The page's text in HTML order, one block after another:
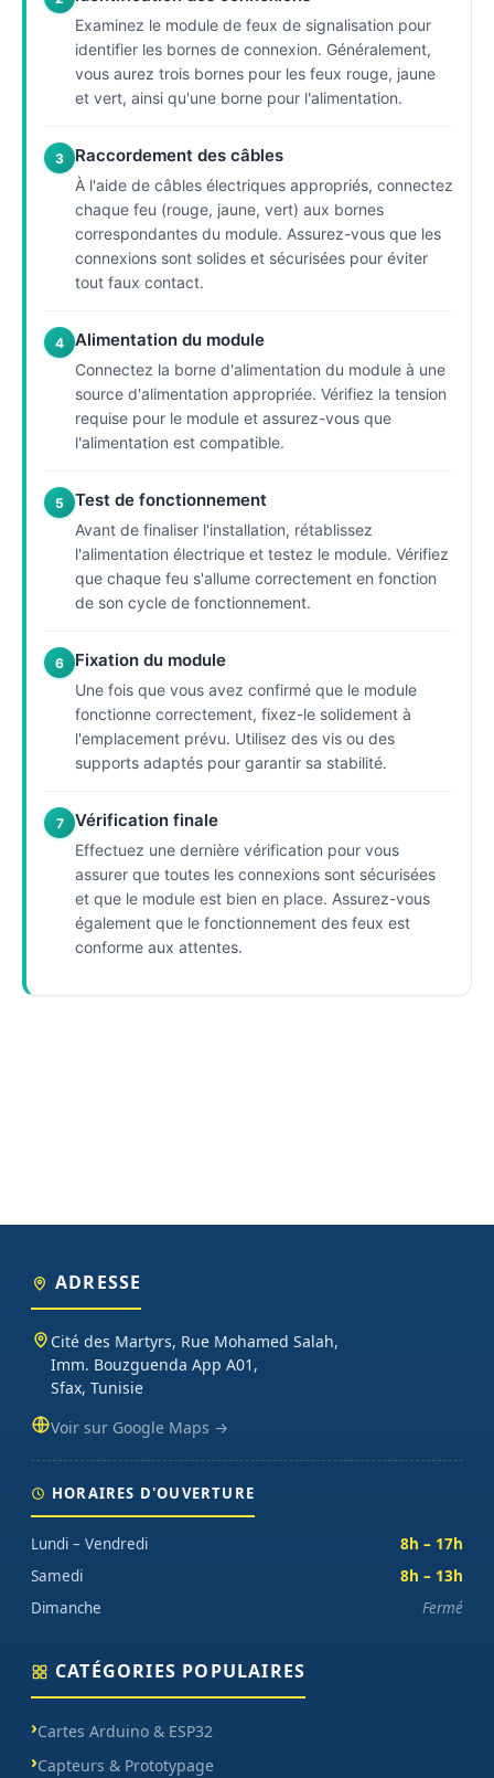
Examinez le module de feux de signalisation pour
identifier les bornes de connexion. Généralement,
vous aurez trois bornes pour les feux rouge, jaune
et vert, ainsi qu'une borne pour l'alimentation.
3 Raccordement des câbles
À l'aide de câbles électriques appropriés, connectez
chaque feu (rouge, jaune, vert) aux bornes
correspondantes du module. Assurez-vous que les
connexions sont solides et sécurisées pour éviter
tout faux contact.
4 Alimentation du module
Connectez la borne d'alimentation du module à une
source d'alimentation appropriée. Vérifiez la tension
requise pour le module et assurez-vous que
l'alimentation est compatible.
5 Test de fonctionnement
Avant de finaliser l'installation, rétablissez
l'alimentation électrique et testez le module. Vérifiez
que chaque feu s'allume correctement en fonction
de son cycle de fonctionnement.
6 Fixation du module
Une fois que vous avez confirmé que le module
fonctionne correctement, fixez-le solidement à
l'emplacement prévu. Utilisez des vis ou des
supports adaptés pour garantir sa stabilité.
7 Vérification finale
Effectuez une dernière vérification pour vous
assurer que toutes les connexions sont sécurisées
et que le module est bien en place. Assurez-vous
également que le fonctionnement des feux est
conforme aux attentes.
ADRESSE
Cité des Martyrs, Rue Mohamed Salah,
Imm. Bouzguenda App A01,
Sfax, Tunisie
Voir sur Google Maps →
HORAIRES D'OUVERTURE
Lundi – Vendredi
8h – 17h
Samedi
8h – 13h
Dimanche
Fermé
CATÉGORIES POPULAIRES
Cartes Arduino & ESP32
Capteurs & Prototypage